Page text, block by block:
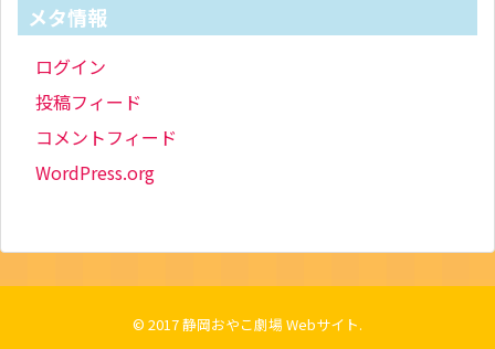
メタ情報
ログイン
投稿フィード
コメントフィード
WordPress.org
© 2017静岡おやこ劇場 Webサイト.